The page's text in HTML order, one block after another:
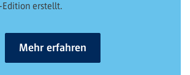
Edition erstellt.
Mehr erfahren